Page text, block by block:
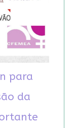
para
da